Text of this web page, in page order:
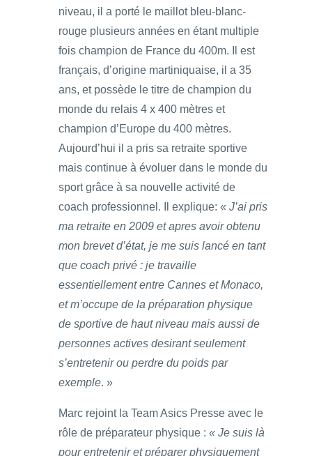
niveau, il a porté le maillot bleu-blanc-
rouge plusieurs années en étant multiple
fois champion de France du 400m. Il est
français, d’origine martiniquaise, il a 35
ans, et possède le titre de champion du
monde du relais 4 x 400 mètres et
champion d’Europe du 400 mètres.
Aujourd’hui il a pris sa retraite sportive
mais continue à évoluer dans le monde du
sport grâce à sa nouvelle activité de
coach professionnel. Il explique: « J’ai pris
ma retraite en 2009 et apres avoir obtenu
mon brevet d’état, je me suis lancé en tant
que coach privé : je travaille
essentiellement entre Cannes et Monaco,
et m’occupe de la préparation physique
de sportive de haut niveau mais aussi de
personnes actives desirant seulement
s’entretenir ou perdre du poids par
exemple. »
Marc rejoint la Team Asics Presse avec le
rôle de préparateur physique : « Je suis là
pour entretenir et préparer physiquement